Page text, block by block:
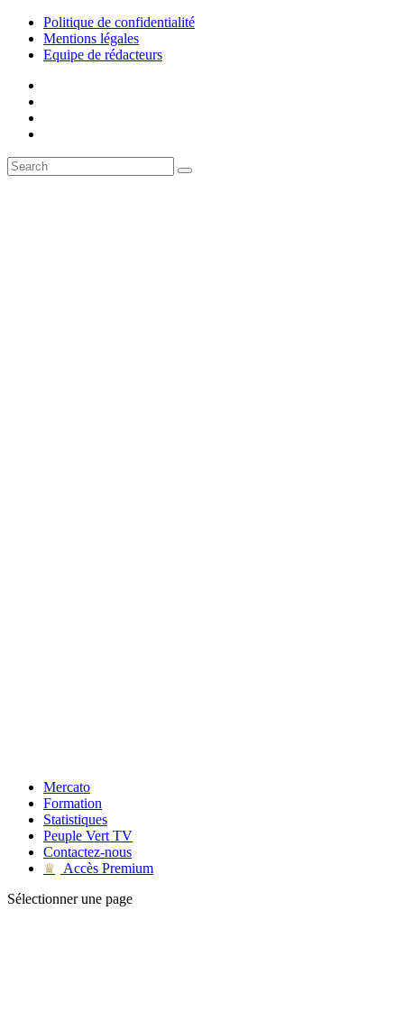
Politique de confidentialité
Mentions légales
Equipe de rédacteurs
Mercato
Formation
Statistiques
Peuple Vert TV
Contactez-nous
♛
Accès Premium
Sélectionner une page